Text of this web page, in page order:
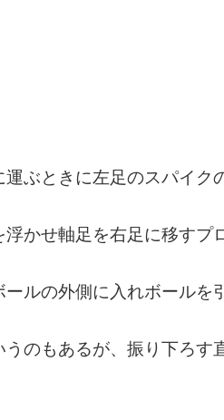
ぶときに左足のスパイク
かせ軸足を右足に移すプ
ルの外側に入れボールを
うのもあるが、振り下ろす